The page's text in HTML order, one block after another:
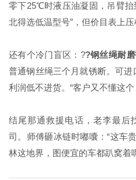
零下25℃时液压油凝固，吊臂抬
北得选低温型号”，但价目表上压
还有个冷门盲区：??钢丝绳耐
普通钢丝绳三个月就锈断。可
利润低不进货。“客户又不懂这个
结尾那通救援电话，老李最后
司。师傅砸冰链时嘟囔：“这
林这地界，图便宜的车都趴窝着